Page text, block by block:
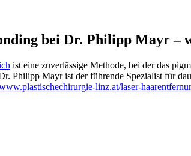
bei Dr. Philipp Mayr –
ist eine zuverlässige Methode, bei der das
Philipp Mayr ist der führende Spezialist für
linz.at/laser-